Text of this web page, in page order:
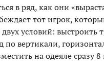
в ряд, как они
тот игрок,
условий: выстроить
по вертикали,
на одеяле сразу 8